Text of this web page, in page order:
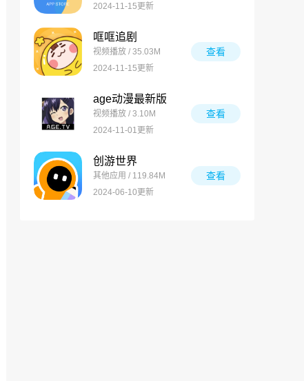
2024-11-15更新
哐哐追剧
视频播放 / 35.03M
2024-11-15更新
查看
age动漫最新版
视频播放 / 3.10M
2024-11-01更新
查看
创游世界
其他应用 / 119.84M
2024-06-10更新
查看